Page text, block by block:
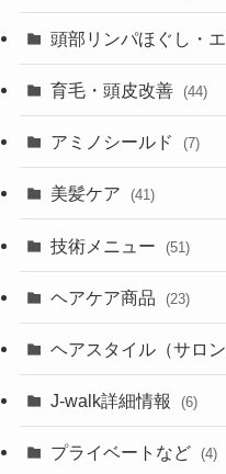
頭部リンパほぐし・
育毛・頭皮改善 (44)
アミノシールド (7)
美髪ケア (41)
技術メニュー (51)
ヘアケア商品 (23)
ヘアスタイル（サロ
J-walk詳細情報 (6)
プライベートなど (4)